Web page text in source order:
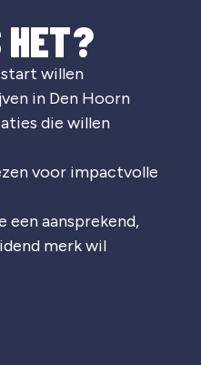
HET?
willen
in Den Hoorn
die willen
voor impactvolle
een aansprekend,
merk wil